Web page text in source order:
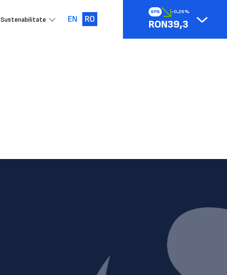
SFG -0,25%
RON39,3
Sustenabilitate EN RO